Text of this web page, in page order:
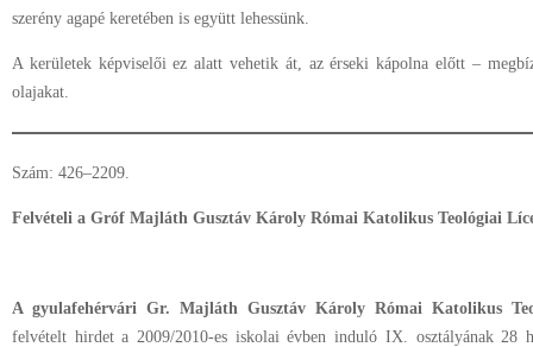
szerény agapé keretében is együtt lehessünk.
A kerületek képviselői ez alatt vehetik át, az érseki kápolna előtt –
olajakat.
Szám: 426–2209.
Felvételi a Gróf Majláth Gusztáv Károly Római Katolikus Teológiai
A gyulafehérvári Gr. Majláth Gusztáv Károly Római Katolikus
felvételt hirdet a 2009/2010-es iskolai évben induló IX. osztályának 28